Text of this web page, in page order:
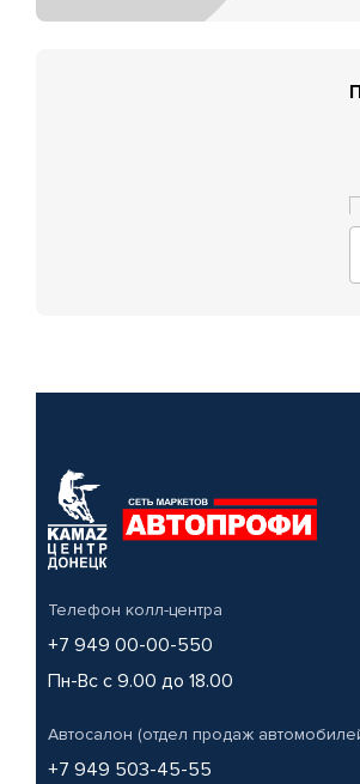
Телефон колл-центра
+7 949 00-00-550
Пн-Вс с 9.00 до 18.00
Автосалон (отдел продаж
+7 949 503-45-55